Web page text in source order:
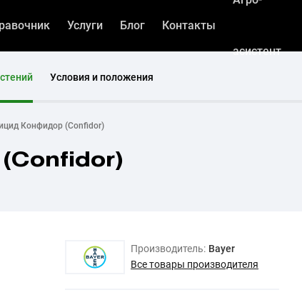
Услуги Блог Контакты
асистент
Условия и положения
Конфидор (Confidor)
Производитель: Bayer
Все товары производителя